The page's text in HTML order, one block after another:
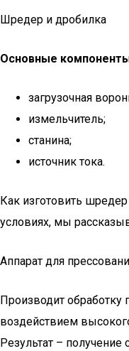
Шредер и дробилка
Основные
загрузочная
измельчитель;
станина;
источник тока.
Как изготовить
условиях, мы
Аппарат для
Производит обработку
воздействием
Результат –